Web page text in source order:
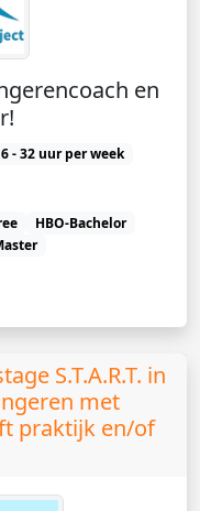
en
- 32 uur per week
HBO-Bachelor
S.T.A.R.T. in
met
praktijk en/of